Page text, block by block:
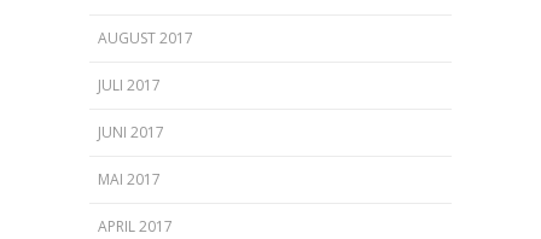
AUGUST 2017
JULI 2017
JUNI 2017
MAI 2017
APRIL 2017